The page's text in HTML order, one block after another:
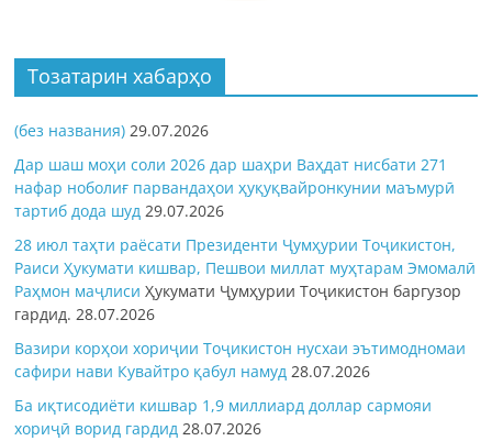
Тозатарин хабарҳо
(без названия) 29.07.2026
Дар шаш моҳи соли 2026 дар шаҳри Ваҳдат нисбати 271
нафар ноболиғ парвандаҳои ҳуқуқвайронкунии маъмурӣ
тартиб дода шуд 29.07.2026
28 июл таҳти раёсати Президенти Ҷумҳурии Тоҷикистон,
Раиси Ҳукумати кишвар, Пешвои миллат муҳтарам Эмомалӣ
Раҳмон маҷлисиҲукумати Ҷумҳурии Тоҷикистон баргузор
гардид.28.07.2026
Вазири корҳои хориҷии Тоҷикистон нусхаи эътимодномаи
сафири нави Кувайтро қабул намуд 28.07.2026
Ба иқтисодиёти кишвар 1,9 миллиард доллар сармояи
хориҷӣ ворид гардид 28.07.2026